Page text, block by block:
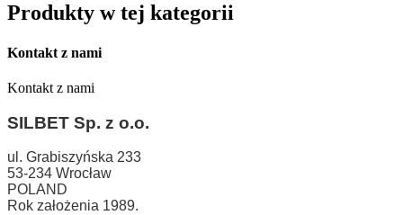
Produkty w tej kategorii
Kontakt z nami
Kontakt z nami
SILBET Sp. z o.o.
ul. Grabiszyńska 233
53-234 Wrocław
POLAND
Rok założenia 1989.